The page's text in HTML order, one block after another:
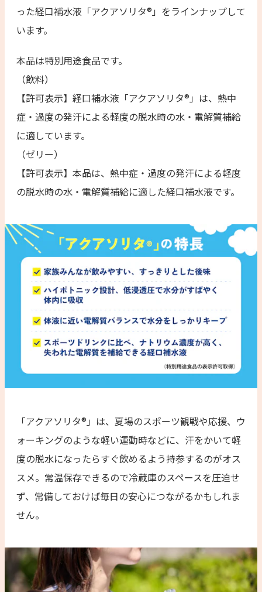
った経口補水液「アクアソリタ®︎」をラインナップして
います。
本品は特別用途食品です。
（飲料）
【許可表示】経口補水液「アクアソリタ®︎」は、熱中
症・過度の発汗による軽度の脱水時の水・電解質補給
に適しています。
（ゼリー）
【許可表示】本品は、熱中症・過度の発汗による軽度
の脱水時の水・電解質補給に適した経口補水液です。
「アクアソリタ®︎」は、夏場のスポーツ観戦や応援、ウ
ォーキングのような軽い運動時などに、汗をかいて軽
度の脱水になったらすぐ飲めるよう持参するのがオス
スメ。常温保存できるので冷蔵庫のスペースを圧迫せ
ず、常備しておけば毎日の安心につながるかもしれま
せん。